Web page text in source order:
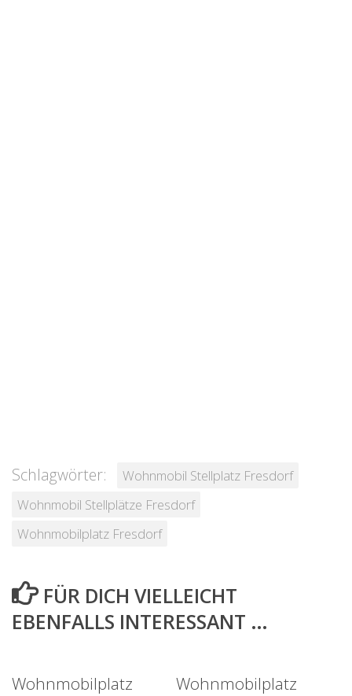
Schlagwörter:
Wohnmobil Stellplatz Fresdorf
Wohnmobil Stellplätze Fresdorf
Wohnmobilplatz Fresdorf
FÜR DICH VIELLEICHT
EBENFALLS INTERESSANT …
Wohnmobilplatz
Wohnmobilplatz